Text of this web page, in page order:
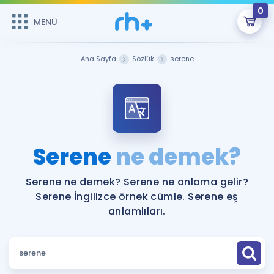
MENÜ
0
ÜYE DEĞİLİM
Sepetin Şu An Boş.
Remzi Hoca ile seni sınava hazırlayacak onlarca eğitim seni
bekliyor!
MENÜ
Faydalı Araçlar
Sözlük
Hakkımızda
Ana Sayfa Sözlük serene
Serenene demek?
Serene ne demek? Serene ne anlama gelir?
Serene İngilizce örnek cümle. Serene eş
anlamlıları.